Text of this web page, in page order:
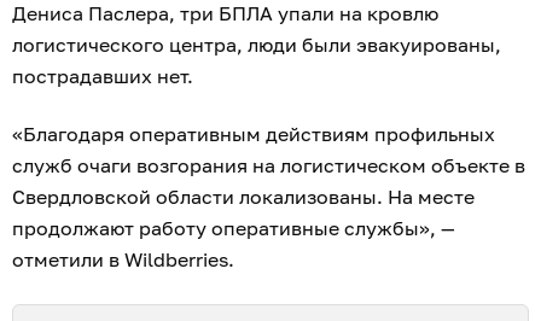
Дениса Паслера, три БПЛА упали на кровлю
логистического центра, люди были эвакуированы,
пострадавших нет.
«Благодаря оперативным действиям профильных
служб очаги возгорания на логистическом объекте в
Свердловской области локализованы. На месте
продолжают работу оперативные службы», —
отметили в Wildberries.